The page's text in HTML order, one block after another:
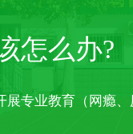
怎么办?
专业教育（网瘾